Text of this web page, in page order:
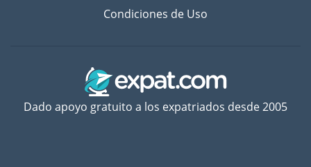
Condiciones de Uso
Dado apoyo gratuito a los expatriados desde 2005